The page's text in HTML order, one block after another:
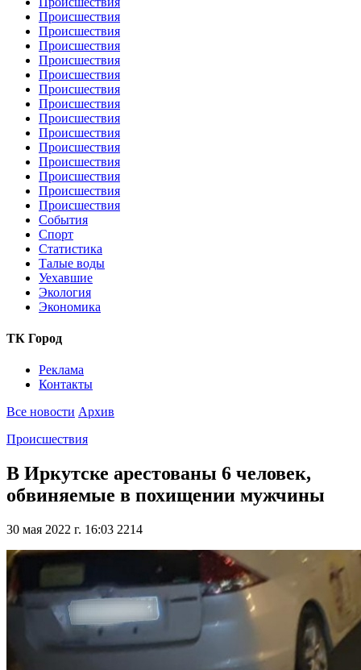
Происшествия
Происшествия
Происшествия
Происшествия
Происшествия
Происшествия
Происшествия
Происшествия
Происшествия
Происшествия
Происшествия
Происшествия
Происшествия
Происшествия
События
Спорт
Статистика
Талые воды
Уехавшие
Экология
Экономика
ТК Город
Реклама
Контакты
Все новости Архив
Происшествия
В Иркутске арестованы 6 человек,
обвиняемые в похищении мужчины
30 мая 2022 г. 16:03 2214